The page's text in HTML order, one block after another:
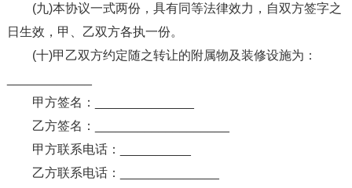
(九)本协议一式两份，具有同等法律效力，自双方签字之
日生效，甲、乙双方各执一份。
(十)甲乙双方约定随之转让的附属物及装修设施为：
甲方签名：______________
乙方签名：___________________
甲方联系电话：__________
乙方联系电话：______________